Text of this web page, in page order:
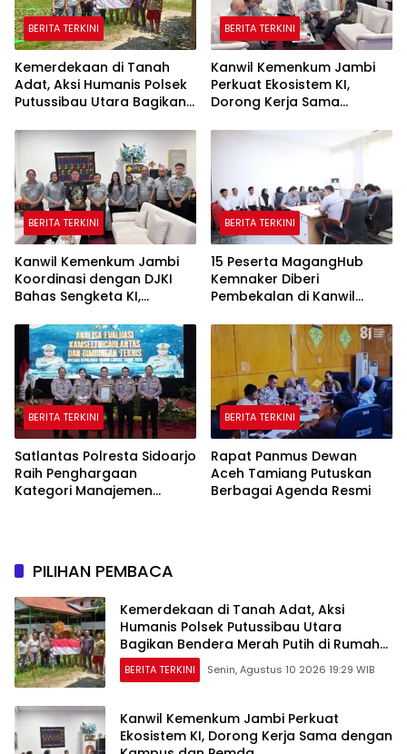
BERITA TERKINI
Kemerdekaan di Tanah
Adat, Aksi Humanis Polsek
Putussibau Utara Bagikan
Rumah Betang
BERITA TERKINI
Kanwil Kemenkum Jambi
Perkuat Ekosistem KI,
Dorong Kerja Sama
Pemda
BERITA TERKINI
Kanwil Kemenkum Jambi
Koordinasi dengan DJKI
Bahas Sengketa KI,
Sultan Thaha
BERITA TERKINI
15 Peserta MagangHub
Kemnaker Diberi
Pembekalan di Kanwil
BERITA TERKINI
Satlantas Polresta Sidoarjo
Raih Penghargaan
Kategori Manajemen
BERITA TERKINI
Rapat Panmus Dewan
Aceh Tamiang Putuskan
Berbagai Agenda Resmi
PILIHAN PEMBACA
Kemerdekaan di Tanah Adat, Aksi
Humanis Polsek Putussibau Utara
Bagikan Bendera Merah Putih di Rumah
Betang
BERITA TERKINI Senin, Agustus 10 2026 19:29 WIB
Kanwil Kemenkum Jambi Perkuat
Ekosistem KI, Dorong Kerja Sama dengan